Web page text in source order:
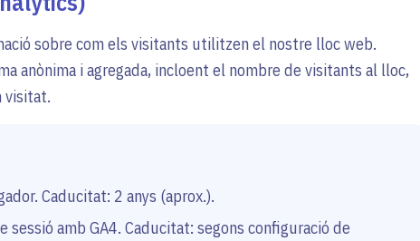
sobre com els visitants utilitzen el nostre lloc web.
anònima i agregada, incloent el nombre de visitants al lloc,
visitat.
Caducitat: 2 anys (aprox.).
sessió amb GA4. Caducitat: segons configuració de